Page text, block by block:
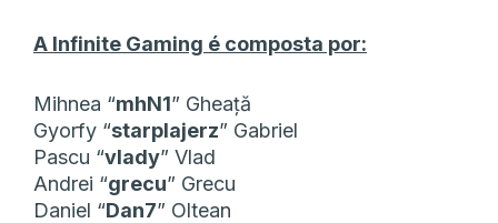
A Infinite Gaming é composta por:
Mihnea “mhN1” Gheață
Gyorfy “starplajerz” Gabriel
Pascu “vlady” Vlad
Andrei “grecu” Grecu
Daniel “Dan7” Oltean